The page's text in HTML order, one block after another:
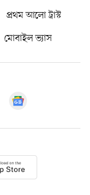
প্রথম আলো ট্রাস্ট
মোবাইল ভ্যাস